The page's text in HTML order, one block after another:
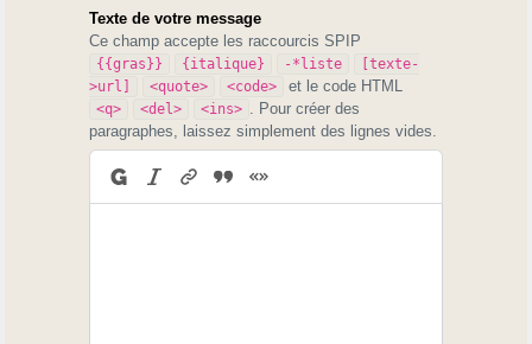
Texte de votre message
Ce champ accepte les raccourcis SPIP
{{gras}} {italique} -*liste
[texte-
>url]
<quote> <code> et le code HTML
<q> <del> <ins>
. Pour créer des
paragraphes, laissez simplement des lignes vides.